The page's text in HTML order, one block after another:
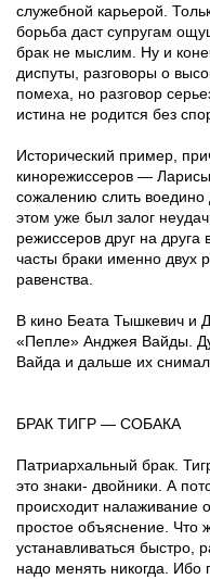
служебной карьерой.
борьба даст супругам
брак не мыслим. Ну и
диспуты, разговоры о
помеха, но разговор
истина не родится без
Исторический пример,
кинорежиссеров —
сожалению слить воедино
этом уже был залог
режиссеров друг на
часты браки именно двух
равенства.
В кино Беата Тышкевич и
«Пепле» Анджея Вайды.
Вайда и дальше их
БРАК ТИГР — СОБАКА
Патриархальный брак.
это знаки- двойники. А
происходит налаживание
простое объяснение. Что
устанавливаться быстро,
надо менять никогда. Ибо